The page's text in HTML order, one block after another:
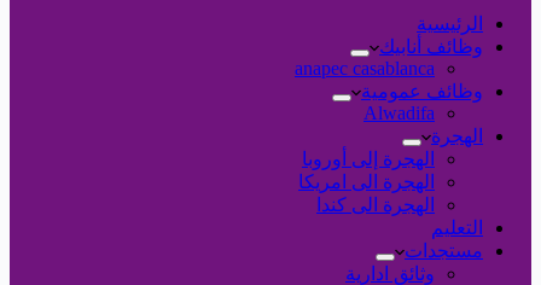
الرئيسية
وظائف أنابيك
anapec casablanca
وظائف عمومية
Alwadifa
الهجرة
الهجرة إلى أوروبا
الهجرة الى امريكا
الهجرة الى كندا
التعليم
مستجدات
وثائق ادارية